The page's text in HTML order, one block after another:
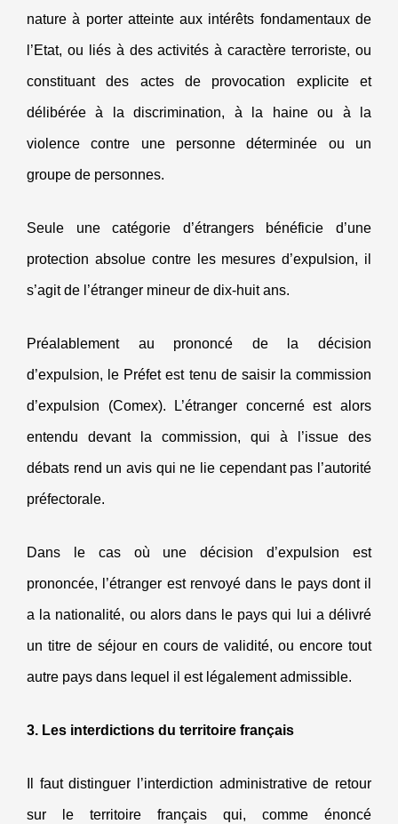
nature à porter atteinte aux intérêts fondamentaux de
l’Etat, ou liés à des activités à caractère terroriste, ou
constituant des actes de provocation explicite et
délibérée à la discrimination, à la haine ou à la
violence contre une personne déterminée ou un
groupe de personnes.
Seule une catégorie d’étrangers bénéficie d’une
protection absolue contre les mesures d’expulsion, il
s’agit de l’étranger mineur de dix-huit ans.
Préalablement au prononcé de la décision
d’expulsion, le Préfet est tenu de saisir la commission
d’expulsion (Comex). L’étranger concerné est alors
entendu devant la commission, qui à l’issue des
débats rend un avis qui ne lie cependant pas l’autorité
préfectorale.
Dans le cas où une décision d’expulsion est
prononcée, l’étranger est renvoyé dans le pays dont il
a la nationalité, ou alors dans le pays qui lui a délivré
un titre de séjour en cours de validité, ou encore tout
autre pays dans lequel il est légalement admissible.
3. Les interdictions du territoire français
Il faut distinguer l’interdiction administrative de retour
sur le territoire français qui, comme énoncé